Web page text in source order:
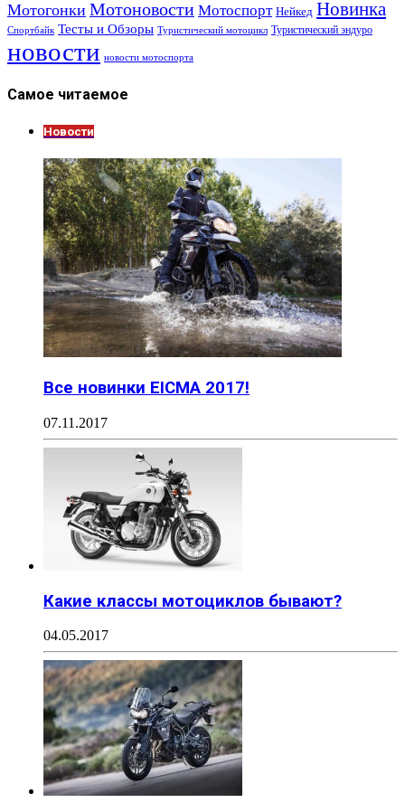
Мотогонки Мотоновости Мотоспорт Нейкед Новинка
Спортбайк Тесты и Обзоры Туристический мотоцикл Туристический эндуро
новости новости мотоспорта
Самое читаемое
Новости
Все новинки EICMA 2017!
07.11.2017
Какие классы мотоциклов бывают?
04.05.2017